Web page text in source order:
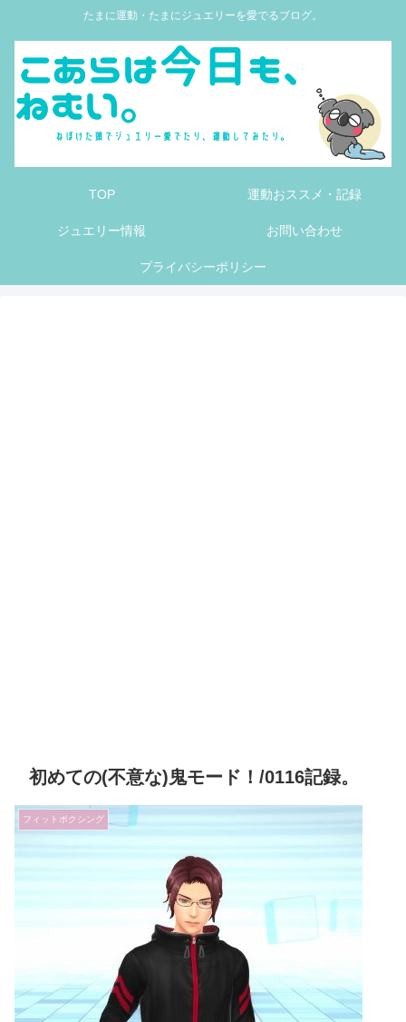
たまに運動・たまにジュエリーを愛でるブログ。
TOP 運動おススメ・記録
ジュエリー情報 お問い合わせ
プライバシーポリシー
初めての(不意な)鬼モード！/0116記録。
フィットボクシング